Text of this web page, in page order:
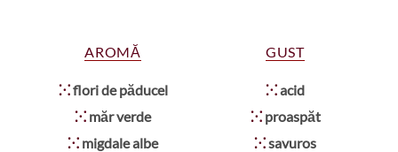
AROMĂ
⁙flori de păducel
⁙ măr verde
⁙ migdale albe
GUST
⁙acid
⁙ proaspăt
⁙savuros